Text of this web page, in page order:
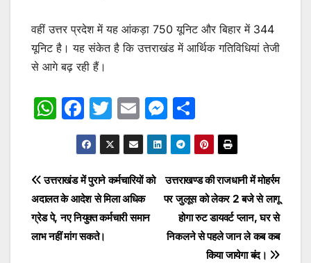
वहीं उत्तर प्रदेश में यह आंकड़ा 750 यूनिट और बिहार में 344
यूनिट है। यह संकेत है कि उत्तराखंड में आर्थिक गतिविधियां तेजी
से आगे बढ़ रही हैं।
W
s
A
p
p
F
a
c
e
b
o
o
T
w
itt
er
E
m
ai
l
M
e
s
s
e
n
g
h
ar
e
Post
navigation
उत्तराखण्ड की राजधानी में मोहर्रम
पर जुलूस को लेकर 2 बजे से लागू
होगा रुट डायवर्ट प्लान, घर से
निकलने से पहले जान ले कब कब
किया जायेगा बंद।
उत्तराखंड में पुराने कर्मचारियों को
अदालत के आदेश से मिला अधिक
ग्रेड पे, नए नियुक्त कर्मचारी समान
लाभ नहीं मांग सकते।